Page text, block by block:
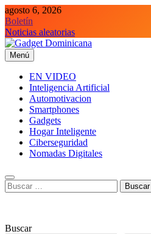
Saltar
al
contenido
agosto 6, 2026
Boletín
Noticias aleatorias
Gadget Dominicana
Gadgets y Tecnología de consumo
Menú
EN VIDEO
Inteligencia Artificial
Automotivacion
Smartphones
Gadgets
Hogar Inteligente
Ciberseguridad
Nomadas Digitales
Buscar:
Buscar